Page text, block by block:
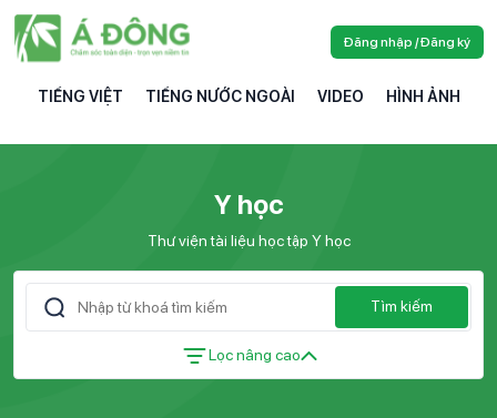
TIẾNG VIỆT TIẾNG NƯỚC NGOÀI VIDEO HÌNH ẢNH
Đăng nhập / Đăng ký
Y học
Thư viện tài liệu học tập Y học
Tìm kiếm
Lọc nâng cao